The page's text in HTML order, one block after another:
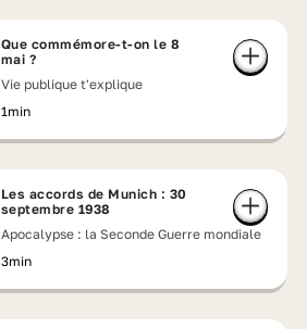
Que commémore-t-on le 8
mai ?
Vie publique t'explique
1min
Les accords de Munich : 30
septembre 1938
Apocalypse : la Seconde Guerre mondiale
3min